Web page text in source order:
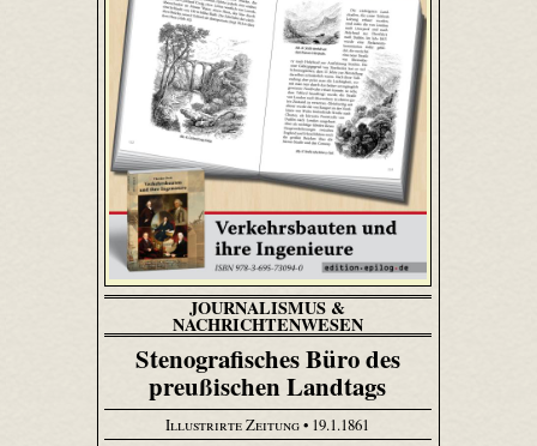
JOURNALISMUS &
NACHRICHTENWESEN
Stenografisches Büro des
preußischen Landtags
Illustrirte Zeitung• 19.1.1861